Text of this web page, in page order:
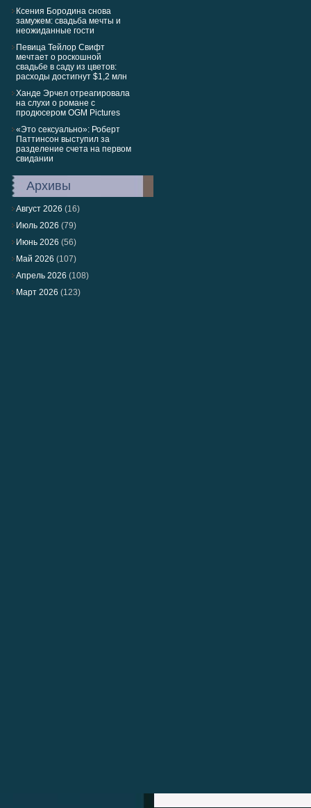
Ксения Бородина снова
замужем: свадьба мечты и
неожиданные гости
Певица Тейлор Свифт
мечтает о роскошной
свадьбе в саду из цветов:
расходы достигнут $1,2 млн
Ханде Эрчел отреагировала
на слухи о романе с
продюсером OGM Pictures
«Это сексуально»: Роберт
Паттинсон выступил за
разделение счета на первом
свидании
Архивы
Август 2026 (16)
Июль 2026 (79)
Июнь 2026 (56)
Май 2026 (107)
Апрель 2026 (108)
Март 2026 (123)